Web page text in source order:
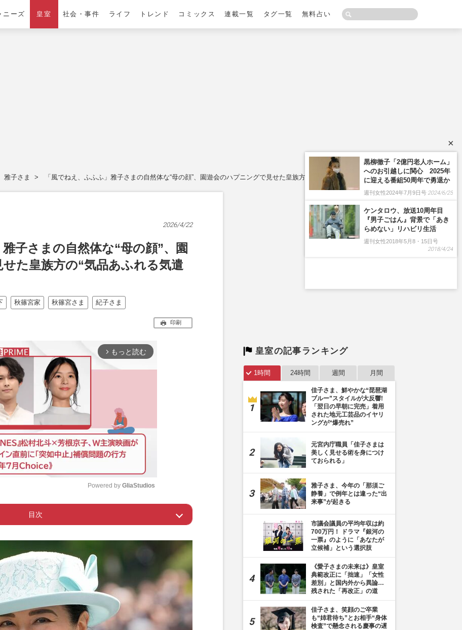
ニーズ 皇室 社会・事件 ライフ トレンド コミックス 連載一覧 タグ一覧 無料占い
雅子さま 「風でねえ、ふふふ」雅子さまの自然体な“母の顔”、園遊会のハプニングで見せた皇族方の“気品あふれる気遣い”
2026/4/22
子さまの自然体な“母の顔”、園
た皇族方の“気品あふれる気遣
秋篠宮家 秋篠宮さま 紀子さま
印刷
arrow_forward_ios もっと読む
t
e
Powered by GliaStudios
目次
“拾い物競争”をされる一幕も
皇室の記事ランキング
1時間 24時間 週間 月間
佳子さま、鮮やかな“琵琶湖
ブルー”スタイルが大反響!
「翌日の早朝に完売」着用
された地元工芸品のイヤリ
ングが“爆売れ”
元宮内庁職員「佳子さまは
美しく見せる術を身につけ
ておられる」
雅子さま、今年の「那須ご
静養」で例年とは違った“出
来事”が起きる
市議会議員の平均年収は約
700万円！ ドラマ『銀河の
一票』のように「あなたが
立候補」という選択肢
《愛子さまの未来は》皇室
典範改正に「拙速」「女性
差別」と国内外から異論…
残された「再改正」の道
佳子さま、笑顔のご卒業
も“姉君待ち”とお相手“身体
検査”で懸念される慶事の遅
×
黒柳徹子「2億円老人ホーム」
へのお引越しに関心 2025年
に迎える番組50周年で勇退か
週刊女性2024年7月9日号 2024/6/25
ケンタロウ、放送10周年目
『男子ごはん』背景で「あき
らめない」リハビリ生活
週刊女性2018年5月8・15日号
2018/4/24